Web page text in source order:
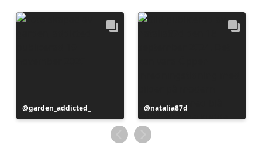
Inlägg
publicerat
garden_addicted_
Inlägg
publicerat
av
natalia87d